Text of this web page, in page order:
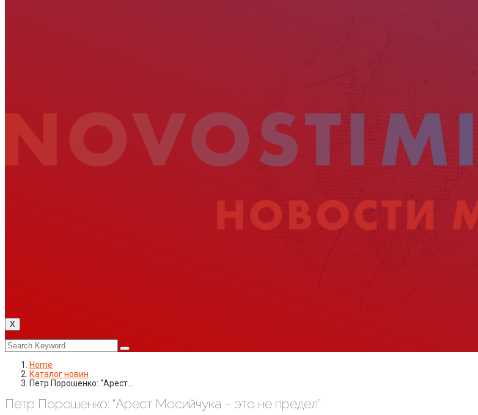
X
Home
Каталог новин
Петр Порошенко: “Арест…
Петр Порошенко: “Арест Мосийчука – это не предел”